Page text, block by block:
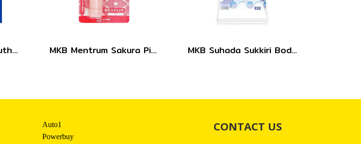
MKB Pack Sheet Mouth 10sheets MKB Mentrum Sakura Pink Lip SPF12 3.5g. MKB Suhada Sukkiri Body Wipes Soap 12sheet
Auto1
Powerbuy
CONTACT US